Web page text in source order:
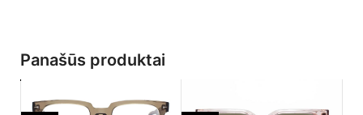
Panašūs produktai